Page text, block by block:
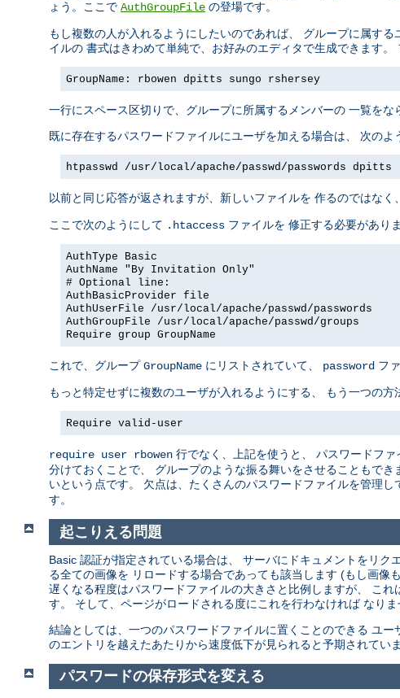
ょう。ここで AuthGroupFile の登場です。
もし複数の人が入れるようにしたいのであれば、 グループに属す
イルの 書式はきわめて単純で、お好みのエディタで生成できます。
GroupName: rbowen dpitts sungo rshersey
一行にスペース区切りで、グループに所属するメンバーの 一覧をな
既に存在するパスワードファイルにユーザを加える場合は、 次のよ
htpasswd /usr/local/apache/passwd/passwords dpitts
以前と同じ応答が返されますが、新しいファイルを 作るのではな
ここで次のようにして .htaccess ファイルを 修正する必要がありま
AuthType Basic
AuthName "By Invitation Only"
# Optional line:
AuthBasicProvider file
AuthUserFile /usr/local/apache/passwd/passwords
AuthGroupFile /usr/local/apache/passwd/groups
Require group GroupName
これで、グループGroupName にリストされていて、 password フ
もっと特定せずに複数のユーザが入れるようにする、 もう一つの
Require valid-user
require user rbowen 行でなく、上記を使うと、 パスワードフ
分けておくことで、 グループのような振る舞いをさせることもで
いという点です。 欠点は、たくさんのパスワードファイルを管理し
す。
起こりえる問題
Basic 認証が指定されている場合は、 サーバにドキュメントをリ
る全ての画像を リロードする場合であっても該当します (もし画像
遅くなる程度はパスワードファイルの大きさと比例しますが、 こ
す。 そして、ページがロードされる度にこれを行わなければ なりま
結論としては、一つのパスワードファイルに置くことのできる ユ
のエントリを越えたあたりから速度低下が見られると予期されてい
パスワードの保存形式を変える